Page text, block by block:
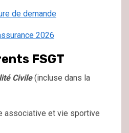
de demande
2026
FSGT
Civile(incluse dans la
associative et vie sportive